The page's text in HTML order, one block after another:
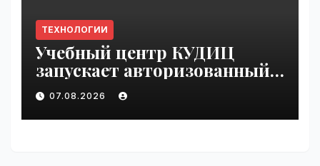
ТЕХНОЛОГИИ
Учебный центр КУДИЦ
запускает авторизованный
курс по
администрированию Mind
Migrate#guest | VseTime.ru
07.08.2026